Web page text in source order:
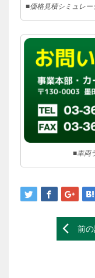
■価格見積シミュレー
■車両
navigation
前